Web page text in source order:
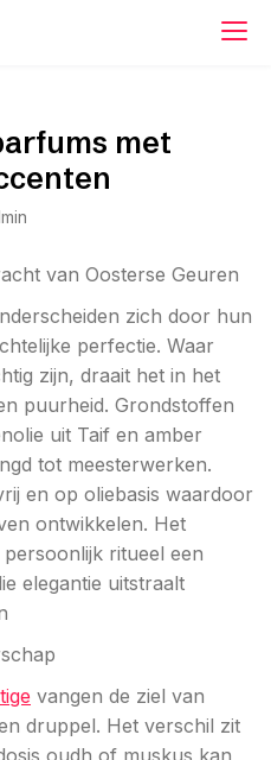
met
van Oosterse Geuren
zich door hun
perfectie. Waar
zijn, draait het in het
puurheid. Grondstoffen
uit Taif en amber
tot meesterwerken.
en op oliebasis waardoor
ontwikkelen. Het
ritueel een
elegantie uitstraalt
vangen de ziel van
druppel. Het verschil zit
oudh of muskus kan